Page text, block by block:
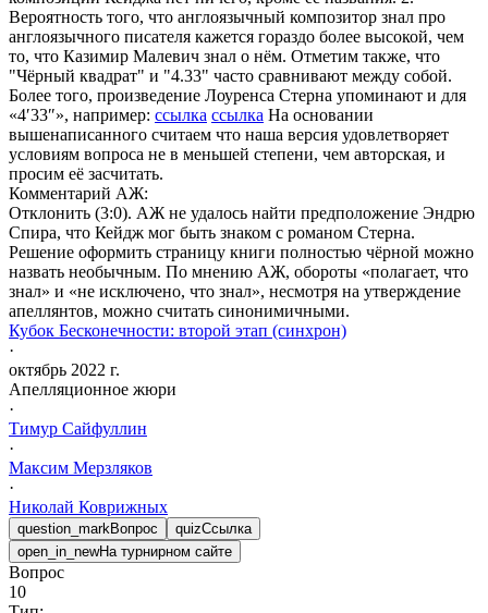
Вероятность того, что англоязычный композитор знал про
англоязычного писателя кажется гораздо более высокой, чем
то, что Казимир Малевич знал о нём. Отметим также, что
"Чёрный квадрат" и "4.33" часто сравнивают между собой.
Более того, произведение Лоуренса Стерна упоминают и для
«4′33″», например: ссылка ссылка На основании
вышенаписанного считаем что наша версия удовлетворяет
условиям вопроса не в меньшей степени, чем авторская, и
просим её засчитать.
Комментарий АЖ:
Отклонить (3:0). АЖ не удалось найти предположение Эндрю
Спира, что Кейдж мог быть знаком с романом Стерна.
Решение оформить страницу книги полностью чёрной можно
назвать необычным. По мнению АЖ, обороты «полагает, что
знал» и «не исключено, что знал», несмотря на утверждение
апеллянтов, можно считать синонимичными.
Кубок Бесконечности: второй этап (синхрон)
·
октябрь 2022 г.
Апелляционное жюри
·
Тимур Сайфуллин
·
Максим Мерзляков
·
Николай Коврижных
question_mark Вопрос quizСсылка
open_in_newНа турнирном сайте
Вопрос
10